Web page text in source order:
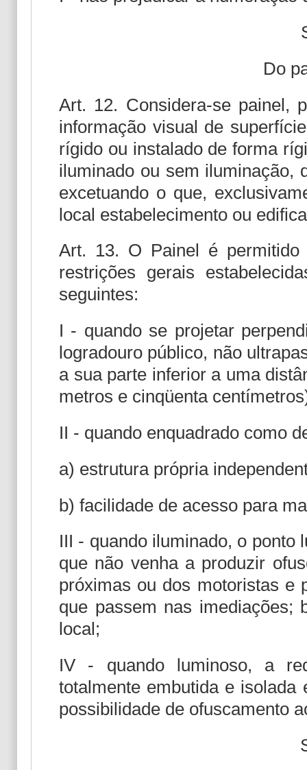
Do
Art. 12. Considera-se painel,
informação visual de
rígido ou instalado de forma
iluminado ou sem iluminação,
excetuando o que,
local estabelecimento ou
Art. 13. O Painel é
restrições gerais
seguintes:
I - quando se projetar
logradouro público, não
a sua parte inferior a uma
metros e cinqüenta
II - quando enquadrado como
a) estrutura própria
b) facilidade de acesso para
III - quando iluminado, o ponto
que não venha a produzir
próximas ou dos motoristas e
que passem nas imediações;
local;
IV - quando luminoso, a
totalmente embutida e
possibilidade de ofuscamento